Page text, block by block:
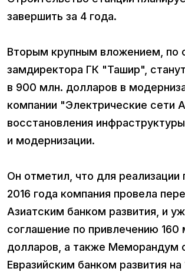
завершить за 4 года.
Вторым крупным вложением, по
замдиректора ГК "Ташир",
в 900 млн. долларов в
компании "Электрические сети
восстановления
и модернизации.
Он отметил, что для реализации
2016 года компания провела
Азиатским банком развития, и
соглашение по привлечению 160
долларов, а также Меморандум
Евразийским банком развития